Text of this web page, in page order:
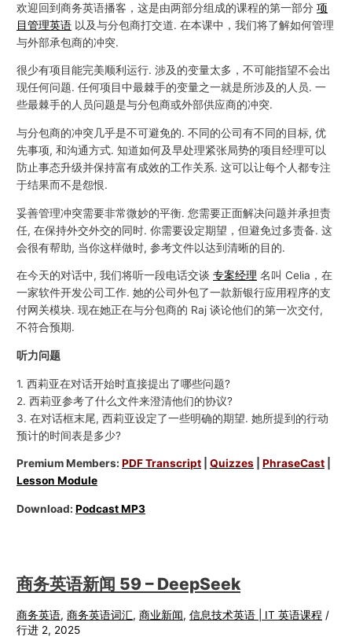
欢迎回到商务英语播客，这是由两部分组成的课程的第一部分项
目管理英语 以及与分包商打交道. 在本课中，我们将了解如何管理
与外部承包商的冲突.
很少有项目能完美顺利运行. 涉及的变量太多，不可能指望不会出
现任何问题. 任何项目中最棘手的变量之一就是所涉及的人员. 一
些最棘手的人员问题是与分包商或外部供应商的冲突.
与分包商的冲突几乎是不可避免的. 不同的公司有不同的目标, 优
先事项, 和沟通方式. 知道如何及早处理紧张局势的项目经理可以
防止事态升级并保持富有成效的工作关系. 这可以让每个人都专注
于结果而不是怨恨.
妥善管理冲突需要非常微妙的平衡. 您需要正面解决问题并承担责
任, 在保持外交外交的同时. 你需要设定期望，但避免过多责备. 这
会很有帮助, 当你这样做时, 参考文件以达到清晰的目的.
在今天的对话中, 我们将听一段电话交谈专案经理 名叫 Celia，在
一家软件开发公司工作. 她的公司外包了一款新银行应用程序的支
付网关模块. 现在她正在与分包商的 Raj 谈论他们的第一次交付,
不符合预期.
听力问题
1. 西莉亚在对话开始时直接提出了哪些问题?
2. 西莉亚参考了什么文件来澄清他们的协议?
3. 在对话框末尾, 西莉亚设定了一些明确的期望. 她所提到的行动
预计的时间表是多少?
Premium Members:PDF Transcript |Quizzes |PhraseCast
Lesson Module
Download:Podcast MP3
商务英语新闻 59 – DeepSeek
商务英语,商务英语词汇,商业新闻,信息技术英语 | IT 英语课程 /
行进 2, 2025